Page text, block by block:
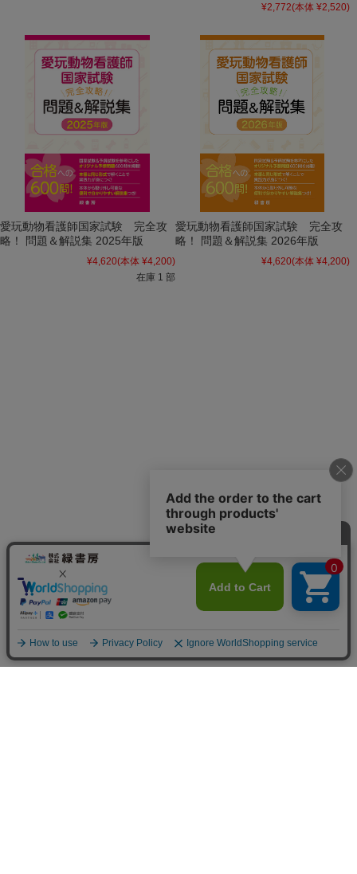
¥2,772(本体 ¥2,520)
愛玩動物看護師国家試験 完全攻
略！ 問題＆解説集 2025年版
¥4,620(本体 ¥4,200)
在庫 1 部
愛玩動物看護師国家試験 完全攻
略！ 問題＆解説集 2026年版
¥4,620(本体 ¥4,200)